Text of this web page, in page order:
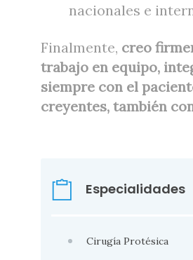
nacionales e
Finalmente, creo
trabajo en equipo,
siempre con el
creyentes, también
Especialidades
Cirugía Protésica